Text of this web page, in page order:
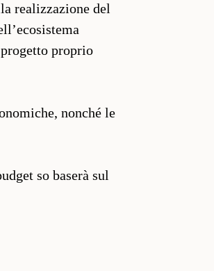
realizzazione del
proprio
nonché le
so baserà sul